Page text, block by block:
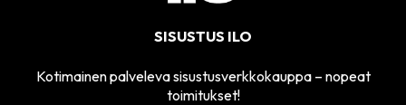
SISUSTUS ILO
Kotimainen palveleva sisustusverkkokauppa – nopeat
toimitukset!